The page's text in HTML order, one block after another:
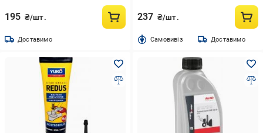
195 ₴/шт.
Доставимо
237 ₴/шт.
Cамовивіз Доставимо